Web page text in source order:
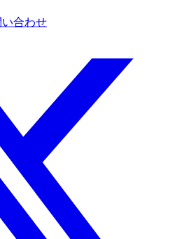
い合わせ